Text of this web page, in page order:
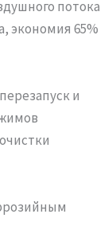
потока
экономия 65%
и